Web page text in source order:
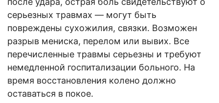
серьезных травмах — могут быть
повреждены сухожилия, связки. Возможен
разрыв мениска, перелом или вывих. Все
перечисленные травмы серьезны и требуют
немедленной госпитализации больного. На
время восстановления колено должно
оставаться в покое.